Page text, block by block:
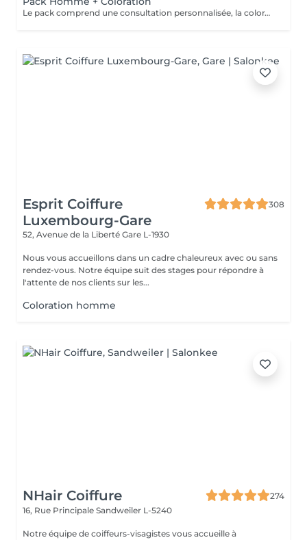
Le pack comprend une consultation personnalisée, la coloration avec les produits LOREAL PROFESSIONNEL , shampooing et conditionneur spécifiques REDKEN , la coupe IGORANCE ( finitions sur cheveux secs) , les produits de styling REDKEN * Tarifs à titre indicatifs à confirmer après la consultation personnalisée établit auprès de votre coiffeur/stylist/spécialiste * La direction se réserve le droit d’apporter des modifications pour le bon fonctionnement du salon
Esprit Coiffure
Luxembourg-Gare
308
52, Avenue de la Liberté Gare L-1930
Nous vous accueillons dans un cadre chaleureux avec ou sans
rendez-vous. Notre équipe suit des stages pour répondre à
l'attente de nos clients sur les...
Coloration homme
NHair Coiffure
274
16, Rue Principale Sandweiler L-5240
Notre équipe de coiffeurs-visagistes vous accueille à